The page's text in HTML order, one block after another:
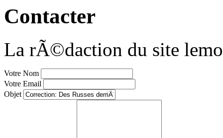
Contacter
La rÃ©daction du site
Votre Nom
Votre Email
Objet